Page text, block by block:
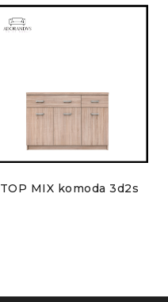
TOP MIX komoda 3d2s